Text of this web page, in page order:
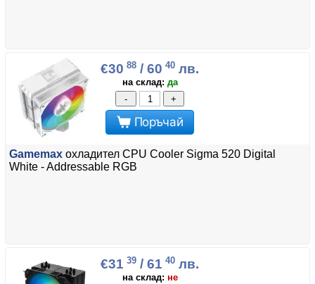
€30 88 / 60 40 лв.
на склад: да
-
+
Поръчай
Gamemax охладител CPU Cooler Sigma 520 Digital
White - Addressable RGB
€31 39 / 61 40 лв.
на склад: не